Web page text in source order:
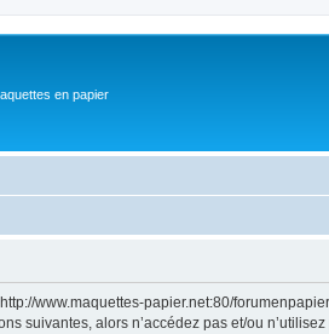
en papier
www.maquettes-papier.net:80/
suivantes, alors n’accédez pas et/ou